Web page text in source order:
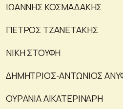
IΩΑΝΝΗΣ ΚΟΣΜΑΔΑΚΗΣ
ΠΕΤΡΟΣ ΤΖΑΝΕΤΑΚΗΣ
ΝΙΚΗ ΣΤΟΥΦΗ
ΔΗΜΗΤΡΙΟΣ-ΑΝΤΩΝΙΟΣ
ΟΥΡΑΝΙΑ ΑΙΚΑΤΕΡΙΝΑΡΗ